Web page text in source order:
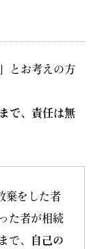
とお考えの方
で、責任は無
棄をした者
た者が相続
で、
自己の